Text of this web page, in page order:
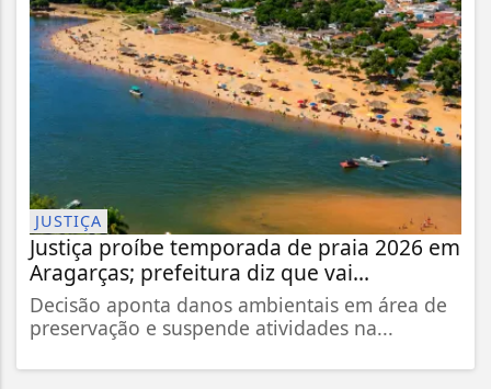
JUSTIÇA
Justiça proíbe temporada de praia 2026 em
Aragarças; prefeitura diz que vai...
Decisão aponta danos ambientais em área de
preservação e suspende atividades na...